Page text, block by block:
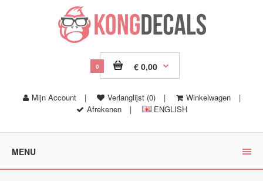
0 € 0,00
Mijn Account | Verlanglijst (0) | Winkelwagen
|
Afrekenen
| ENGLISH
MENU